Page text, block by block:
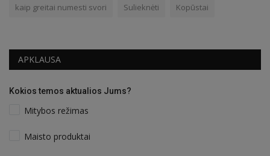
kaip greitai numesti svori Sulieknėti Kopūstai
APKLAUSA
Kokios temos aktualios Jums?
Mitybos režimas
Maisto produktai